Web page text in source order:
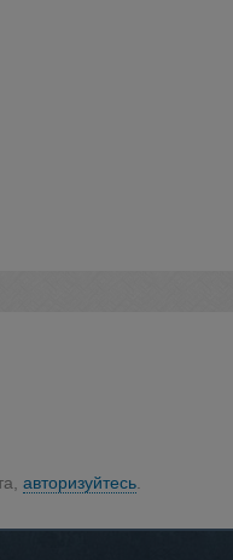
авторизуйтесь.